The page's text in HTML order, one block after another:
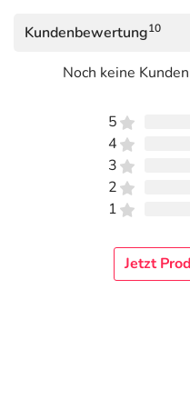
Finden Sie für sich die
empfohlen, einmal täglich
Saft kann auch verdünnt
Öko-Kontrollstelle: DE
Adresse des
Aronia Original
01067 Dresden
Kundenbewertung10
Noch keine
5
4
3
2
1
Jetzt